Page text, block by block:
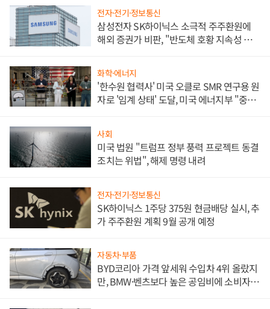
전자·전기·정보통신
삼성전자 SK하이닉스 소극적 주주환원에
해외 증권가 비판, "반도체 호황 지속성 의
화학·에너지
'한수원 협력사' 미국 오클로 SMR 연구용 원
자로 '임계 상태' 도달, 미국 에너지부 "중요
사회
미국 법원 "트럼프 정부 풍력 프로젝트 동결
조치는 위법", 해제 명령 내려
전자·전기·정보통신
SK하이닉스 1주당 375원 현금배당 실시, 추
가 주주환원 계획 9월 공개 예정
자동차·부품
BYD코리아 가격 앞세워 수입차 4위 올랐지
만, BMW·벤츠보다 높은 공임비에 소비자